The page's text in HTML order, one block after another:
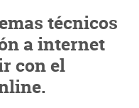
técnicos
a internet
con el